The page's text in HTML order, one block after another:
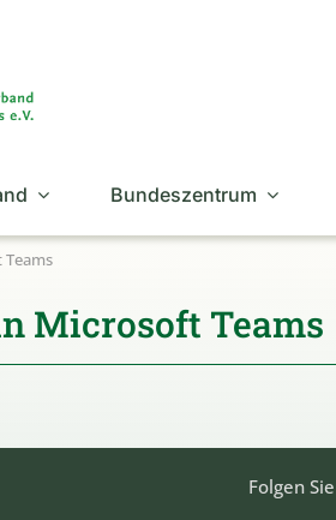
Bundeszentrum
Microsoft Teams
Folgen